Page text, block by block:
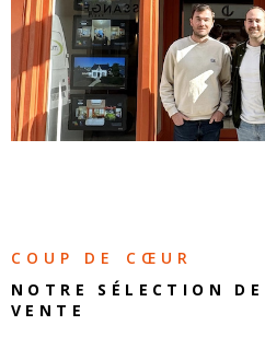
COUP DE CŒUR
NOTRE SÉLECTION DE
VENTE